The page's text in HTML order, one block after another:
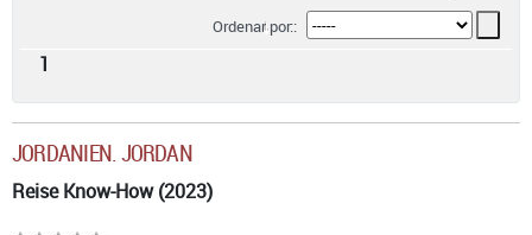
Ordenar por::
1
JORDANIEN. JORDAN
Reise Know-How (2023)